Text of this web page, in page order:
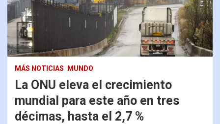
MÁS NOTICIAS MUNDO
La ONU eleva el crecimiento
mundial para este año en tres
décimas, hasta el 2,7 %